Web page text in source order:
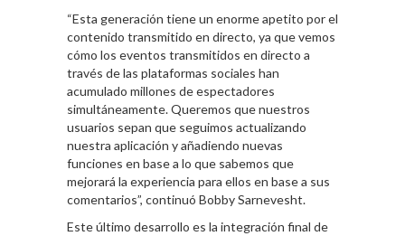
“Esta generación tiene un enorme apetito por el
contenido transmitido en directo, ya que vemos
cómo los eventos transmitidos en directo a
través de las plataformas sociales han
acumulado millones de espectadores
simultáneamente. Queremos que nuestros
usuarios sepan que seguimos actualizando
nuestra aplicación y añadiendo nuevas
funciones en base a lo que sabemos que
mejorará la experiencia para ellos en base a sus
comentarios”, continuó Bobby Sarnevesht.
Este último desarrollo es la integración final de